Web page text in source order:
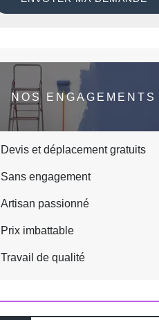
NOS ENGAGEMENTS
Devis et déplacement gratuits
Sans engagement
Artisan passionné
Prix imbattable
Travail de qualité